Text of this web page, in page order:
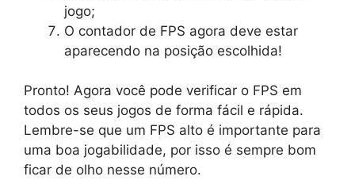
jogo;
O contador de FPS agora deve estar
aparecendo na posição escolhida!
Pronto! Agora você pode verificar o FPS em
todos os seus jogos de forma fácil e rápida.
Lembre-se que um FPS alto é importante para
uma boa jogabilidade, por isso é sempre bom
ficar de olho nesse número.